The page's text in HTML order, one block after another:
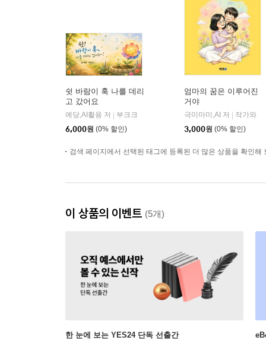
쉿 바람이 훅 나를 데리
고 갔어요
예당,AI활용 저 | 부크크
6,000원 (0% 할인)
엄마의 꿈은 이루어진
거야
극미마미,AI 저 | 작가와
3,000원 (0% 할인)
검색 페이지에서 선택된 태그에 등록된 더 많은 상품을 확인해
이 상품의 이벤트 (5개)
한 눈에 보는 YES24 단독 선출간